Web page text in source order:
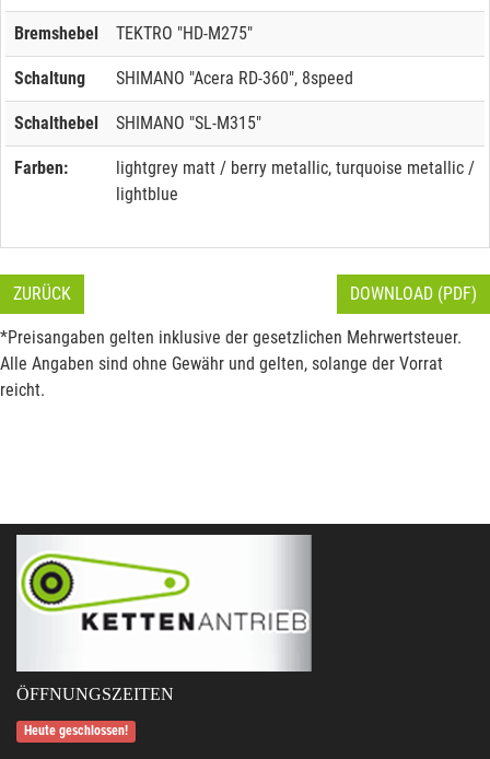
Bremshebel TEKTRO "HD-M275"
Schaltung SHIMANO "Acera RD-360", 8speed
Schalthebel SHIMANO "SL-M315"
Farben:
lightgrey matt / berry metallic, turquoise metallic /
lightblue
ZURÜCK DOWNLOAD (PDF)
*Preisangaben gelten inklusive der gesetzlichen Mehrwertsteuer.
Alle Angaben sind ohne Gewähr und gelten, solange der Vorrat
reicht.
ÖFFNUNGSZEITEN
Heute geschlossen!